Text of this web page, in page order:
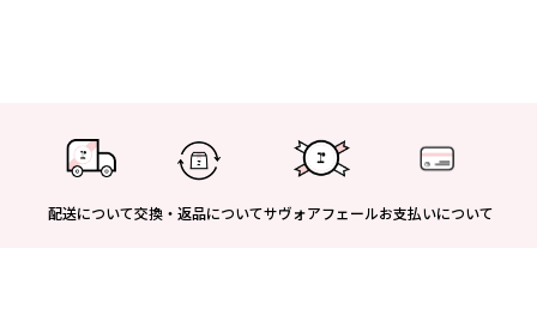
配送について交換・返品についてサヴォアフェールお支払いについて